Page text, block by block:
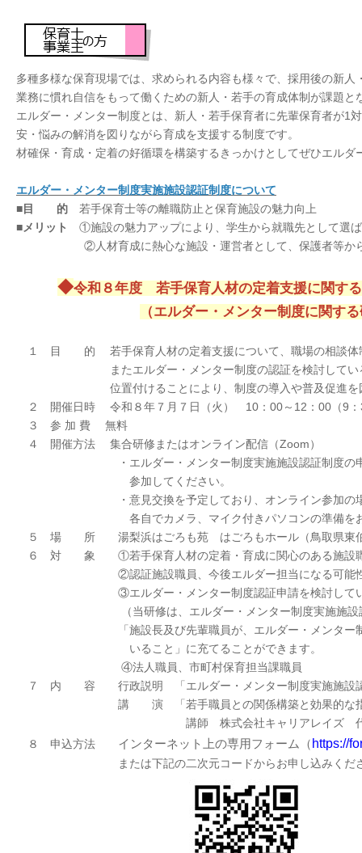
多種多様な保育現場では、求められる内容も様々で、採用後の新
業務に慣れ自信をもって働くための新人・若手の育成体制が課題と
エルダー・メンター制度とは、新人・若手保育者に先輩保育者が1
安・悩みの解消を図りながら育成
材確保・育成・定着の好循環を構築するきっかけとしてぜひエル
エルダー・メンター制度実施施設認証制度について
■目 的 若手保育士等の離職防止と保育施設の魅力向上
■メリット
①施設の魅力アップにより、学生から就職先として選
②人材育成に熱心な施設・運営者として、保護者等から
◆令和８年度 若手保育人材の定着支援に関す
（エルダー・メンター制度に関す
１ 目 的 若手保育人材の定着支援について、職場の相談体制
またエルダー・メンター制度の認証を検討している施
位置付けることにより、制度の導入や普及促進を
２ 開催日時 令和８年７月７日（火） 10：00～12：00（9：
３ 参 加 費 無料
４ 開催方法 集合研修またはオンライン配信（Zoom）
・エルダー・メンター制度実施施設認証制度の申請を
参加してください。
・意見交換を予定しており、オンライン参加の場合は
各自でカメラ、マイク付きパソコンの準備をお
５ 場 所 湯梨浜はごろも苑 はごろもホール（鳥取県東伯
６ 対 象 ①若手保育人材の定着・育成に関心のある施設
②認証施設職員、今後エルダー担当になる可能性の
③エルダー・メンター制度認証申請を検討している
（当研修は、エルダー・メンター制度実施施設認証制
「施設長及び先輩職員が、エルダー・メンター制度に
いること」に充てることができます。
④法人職員、市町村保育担当課職員
７ 内 容 行政説明 「エルダー・メンター制度実施施設認
講 演 「若手職員との関係構築と効果的な指導に
講師 株式会社キャリアレイズ 代表取
８ 申込方法 インターネット上の専用フォーム（ https://
または下記の二次元コードからお申し込みくださ